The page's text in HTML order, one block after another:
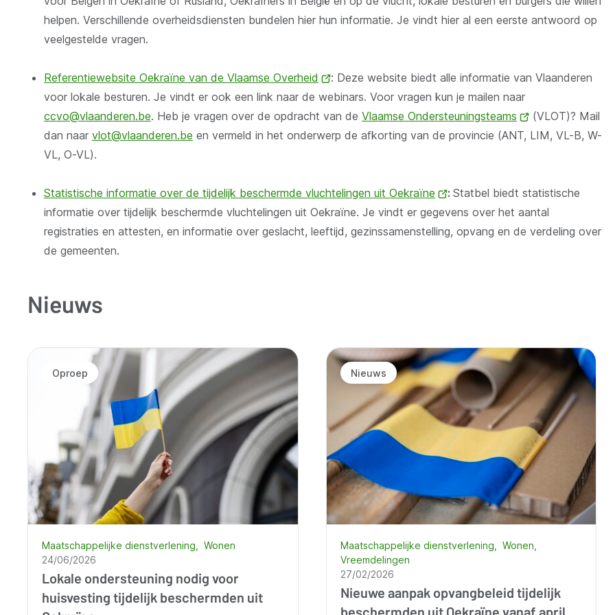
venster)
helpen. Verschillende overheidsdiensten bundelen hier hun informatie. Je vindt hier al een eerste antwoord op
veelgestelde vragen.
Referentiewebsite Oekraïne van de Vlaamse Overheid
(opent
nieuw
venster)
: Deze website biedt alle informatie van Vlaanderen
voor lokale besturen. Je vindt er ook een link naar de webinars. Voor vragen kun je mailen naar
ccvo@vlaanderen.be. Heb je vragen over de opdracht van de Vlaamse Ondersteuningsteams
(opent
nieuw
(VLOT)? Mail
dan naar vlot@vlaanderen.be en vermeld in het onderwerp de afkorting van de provincie (ANT, LIM, VL-B, W-
VL, O-VL).
Statistische informatie over de tijdelijk beschermde vluchtelingen uit Oekraïne
(opent
nieuw
venster)
: Statbel biedt statistische
informatie over tijdelijk beschermde vluchtelingen uit Oekraïne. Je vindt er gegevens over het aantal
registraties en attesten, en informatie over geslacht, leeftijd, gezinssamenstelling, opvang en de verdeling over
de gemeenten.
Nieuws
Oproep
Lokale ondersteuning nodig voor
huisvesting tijdelijk beschermden uit
Maatschappelijke dienstverlening
Wonen
24/06/2026
Nieuws
Nieuwe aanpak opvangbeleid tijdelijk
beschermden uit Oekraïne vanaf april
Maatschappelijke dienstverlening
Wonen
Vreemdelingen
27/02/2026